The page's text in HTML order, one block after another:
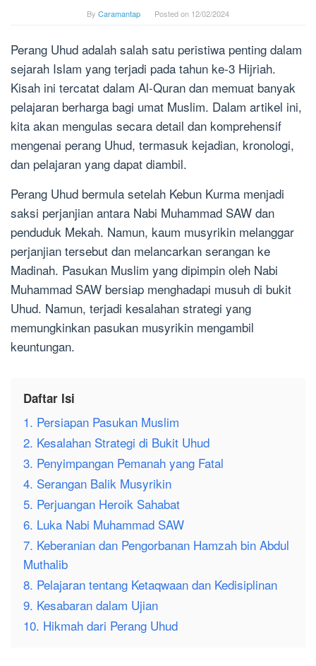
By Caramantap Posted on 12/02/2024
Perang Uhud adalah salah satu peristiwa penting dalam
sejarah Islam yang terjadi pada tahun ke-3 Hijriah.
Kisah ini tercatat dalam Al-Quran dan memuat banyak
pelajaran berharga bagi umat Muslim. Dalam artikel ini,
kita akan mengulas secara detail dan komprehensif
mengenai perang Uhud, termasuk kejadian, kronologi,
dan pelajaran yang dapat diambil.
Perang Uhud bermula setelah Kebun Kurma menjadi
saksi perjanjian antara Nabi Muhammad SAW dan
penduduk Mekah. Namun, kaum musyrikin melanggar
perjanjian tersebut dan melancarkan serangan ke
Madinah. Pasukan Muslim yang dipimpin oleh Nabi
Muhammad SAW bersiap menghadapi musuh di bukit
Uhud. Namun, terjadi kesalahan strategi yang
memungkinkan pasukan musyrikin mengambil
keuntungan.
Daftar Isi
1. Persiapan Pasukan Muslim
2. Kesalahan Strategi di Bukit Uhud
3. Penyimpangan Pemanah yang Fatal
4. Serangan Balik Musyrikin
5. Perjuangan Heroik Sahabat
6. Luka Nabi Muhammad SAW
7. Keberanian dan Pengorbanan Hamzah bin Abdul
Muthalib
8. Pelajaran tentang Ketaqwaan dan Kedisiplinan
9. Kesabaran dalam Ujian
10. Hikmah dari Perang Uhud